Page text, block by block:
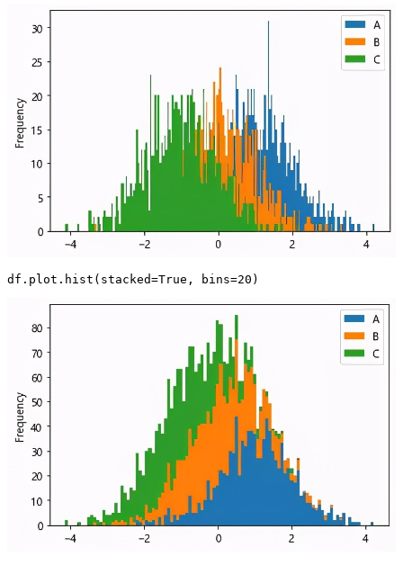
df.plot.hist(stacked=True, bins=20)